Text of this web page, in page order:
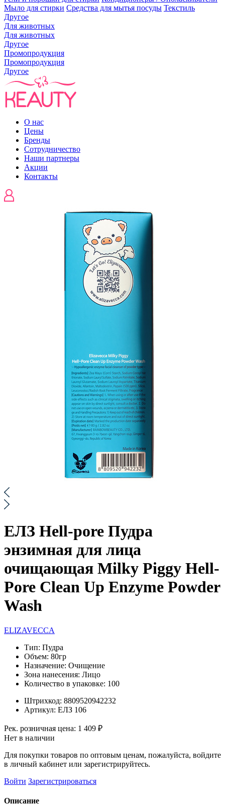
Мыло для стирки Средства для мытья посуды Текстиль
Другое
Для животных
Для животных
Другое
Промопродукция
Промопродукция
Другое
О нас
Цены
Бренды
Сотрудничество
Наши партнеры
Акции
Контакты
ЕЛЗ Hell-pore Пудра
энзимная для лица
очищающая Milky Piggy Hell-
Pore Clean Up Enzyme Powder
Wash
ELIZAVECCA
Тип: Пудра
Объем: 80гр
Назначение: Очищение
Зона нанесения: Лицо
Количество в упаковке: 100
Штрихкод: 8809520942232
Артикул: ЕЛЗ 106
Рек. розничная цена: 1 409 ₽
Нет в наличии
Для покупки товаров по оптовым ценам, пожалуйста, войдите
в личный кабинет или зарегистрируйтесь.
Войти Зарегистрироваться
Описание